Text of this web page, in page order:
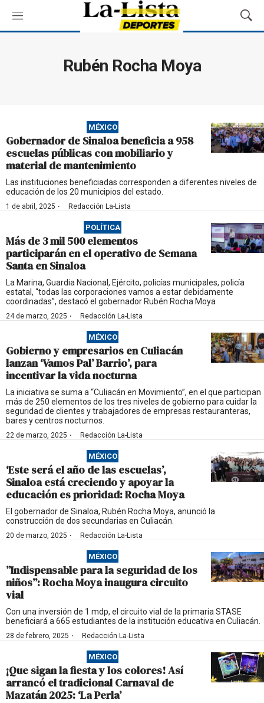
M
e
M
o
ú
s
q
u
d
Rubén Rocha Moya
MÉXICO
Gobernador de Sinaloa beneficia a 958
escuelas públicas con mobiliario y
material de mantenimiento
Las instituciones beneficiadas corresponden a diferentes niveles de
educación de los 20 municipios del estado.
1 de abril, 2025 · Redacción La-Lista
POLÍTICA
Más de 3 mil 500 elementos
participarán en el operativo de Semana
Santa en Sinaloa
La Marina, Guardia Nacional, Ejército, policías municipales, policía
estatal, “todas las corporaciones vamos a estar debidamente
coordinadas”, destacó el gobernador Rubén Rocha Moya
24 de marzo, 2025 · Redacción La-Lista
MÉXICO
Gobierno y empresarios en Culiacán
lanzan ‘Vamos Pal’ Barrio’, para
incentivar la vida nocturna
La iniciativa se suma a “Culiacán en Movimiento”, en el que participan
más de 250 elementos de los tres niveles de gobierno para cuidar la
seguridad de clientes y trabajadores de empresas restauranteras,
bares y centros nocturnos.
22 de marzo, 2025 · Redacción La-Lista
MÉXICO
‘Este será el año de las escuelas’,
Sinaloa está creciendo y apoyar la
educación es prioridad: Rocha Moya
El gobernador de Sinaloa, Rubén Rocha Moya, anunció la
construcción de dos secundarias en Culiacán.
20 de marzo, 2025 · Redacción La-Lista
MÉXICO
”Indispensable para la seguridad de los
niños”: Rocha Moya inaugura circuito
vial
Con una inversión de 1 mdp, el circuito vial de la primaria STASE
beneficiará a 665 estudiantes de la institución educativa en Culiacán.
28 de febrero, 2025 · Redacción La-Lista
MÉXICO
¡Que sigan la fiesta y los colores! Así
arrancó el tradicional Carnaval de
Mazatán 2025: ‘La Perla’